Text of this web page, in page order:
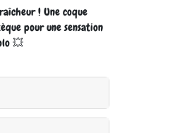
! Une coque
pour une sensation
💥